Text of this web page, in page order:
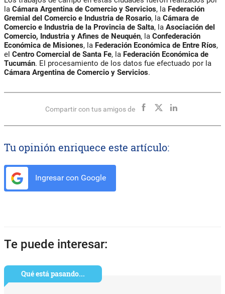
la Cámara Argentina de Comercio y Servicios, la Federación
Gremial del Comercio e Industria de Rosario, la Cámara de
Comercio e Industria de la Provincia de Salta, la Asociación del
Comercio, Industria y Afines de Neuquén, la Confederación
Económica de Misiones, la Federación Económica de Entre Ríos,
el Centro Comercial de Santa Fe, la Federación Económica de
Tucumán. El procesamiento de los datos fue efectuado por la
Cámara Argentina de Comercio y Servicios.
Compartir con tus amigos de
Tu opinión enriquece este artículo:
Ingresar con Google
Te puede interesar:
Qué está pasando...